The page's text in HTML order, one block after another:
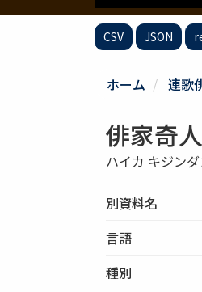
CSV JSON
ホーム 連歌
俳家奇
ハイカ キジン
別資料名
言語
種別